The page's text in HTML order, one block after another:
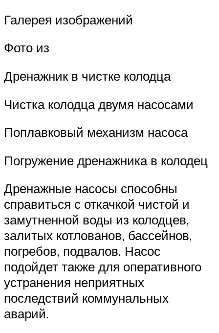
Галерея изображений
Фото из
Дренажник в чистке колодца
Чистка колодца двумя насосами
Поплавковый механизм насоса
Погружение дренажника в колодец
Дренажные насосы способны
справиться с откачкой чистой и
замутненной воды из колодцев,
залитых котлованов, бассейнов,
погребов, подвалов. Насос
подойдет также для оперативного
устранения неприятных
последствий коммунальных
аварий.